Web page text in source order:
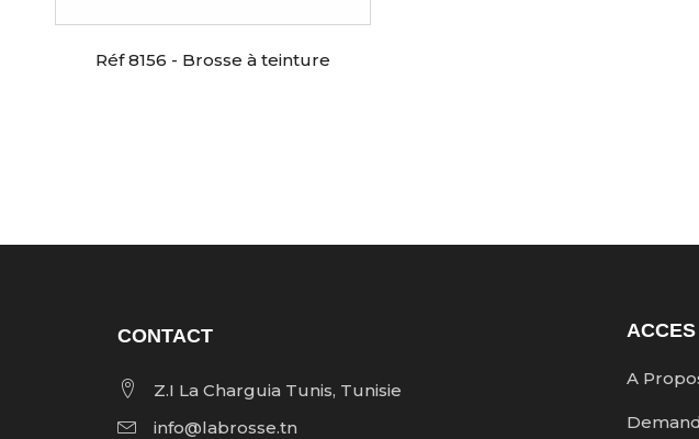
Réf 8156 - Brosse à teinture
CONTACT
Z.I La Charguia Tunis, Tunisie
info@labrosse.tn
A